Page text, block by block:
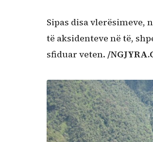
Sipas disa vlerësimeve,
të aksidenteve në të,
sfiduar veten. /